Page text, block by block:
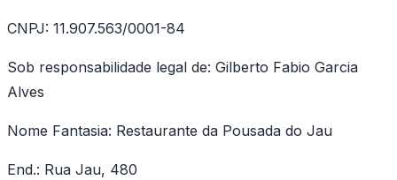
CNPJ: 11.907.563/0001-84
Sob responsabilidade legal de: Gilberto Fabio Garcia
Alves
Nome Fantasia: Restaurante da Pousada do Jau
End.: Rua Jau, 480